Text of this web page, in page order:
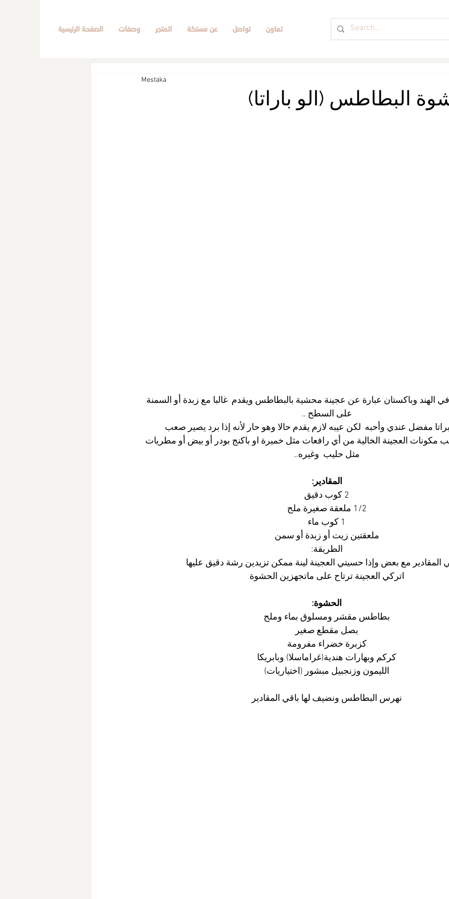
الصفحة الرئيسية وصفات المتجر عن مستكة تواصل تعاون
البطاطس (الو باراتا)
Mestaka
في الهند وباكستان عبارة عن عجينة محشية بالبطاطس ويقدم  غالبا مع زبدة أو السمنة
على السطح ..
مفضل عندي وأحبه  لكن عيبه لازم يقدم حالا وهو حار لأنه إذا برد يصير صعب
مكونات العجينة الخالية من أي رافعات مثل خميرة او باكنج بودر أو بيض أو مطريات
مثل حليب  وغيره..
المقادير:
2 كوب دقيق
1/2 ملعقة صغيرة ملح
1 كوب ماء
ملعقتين زيت أو زبدة أو سمن
الطريقة:
المقادير مع بعض وإذا حسيتي العجينة لينة ممكن تزيدين رشة دقيق عليها
اتركي العجينة ترتاح على ماتجهزين الحشوة
الحشوة:
بطاطس مقشر ومسلوق بماء وملح
بصل مقطع صغير
كزبرة خضراء مفرومة
كركم وبهارات هندية(غراماسلا) وبابريكا
الليمون وزنجبيل مبشور (اختياريات)
نهرس البطاطس ونضيف لها باقي المقادير